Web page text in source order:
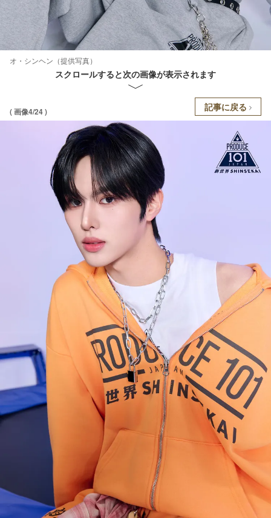
オ・シンヘン（提供写真）
スクロールすると次の画像が表示されます
( 画像4/24 ) 記事に戻る